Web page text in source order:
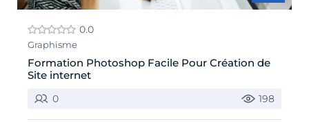
0.0
Graphisme
Formation Photoshop Facile Pour Création de
Site internet
0 198